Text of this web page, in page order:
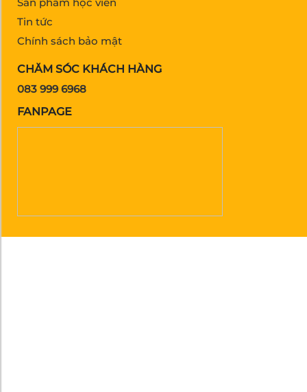
Tin tức
Chính sách bảo mật
CHĂM SÓC KHÁCH HÀNG
083 999 6968
FANPAGE